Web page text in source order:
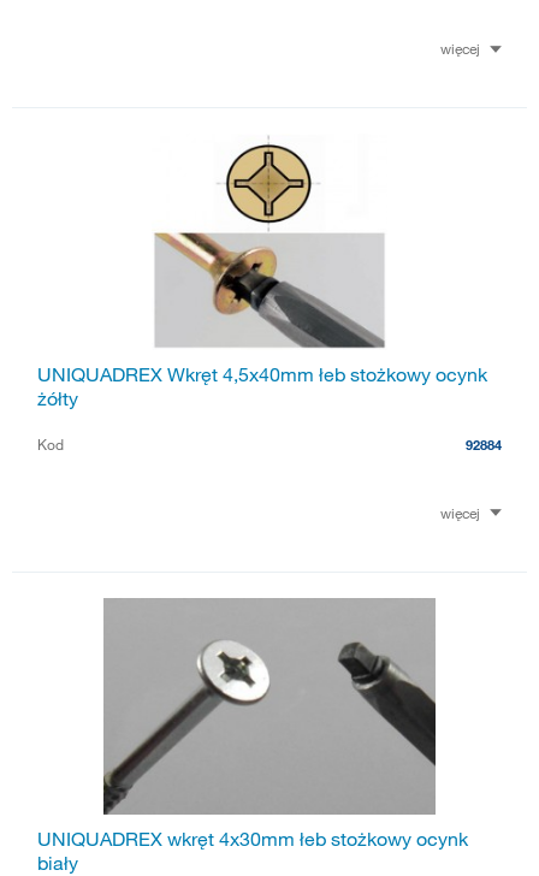
więcej
UNIQUADREX Wkręt 4,5x40mm łeb stożkowy ocynk
żółty
Kod 92884
więcej
UNIQUADREX wkręt 4x30mm łeb stożkowy ocynk
biały